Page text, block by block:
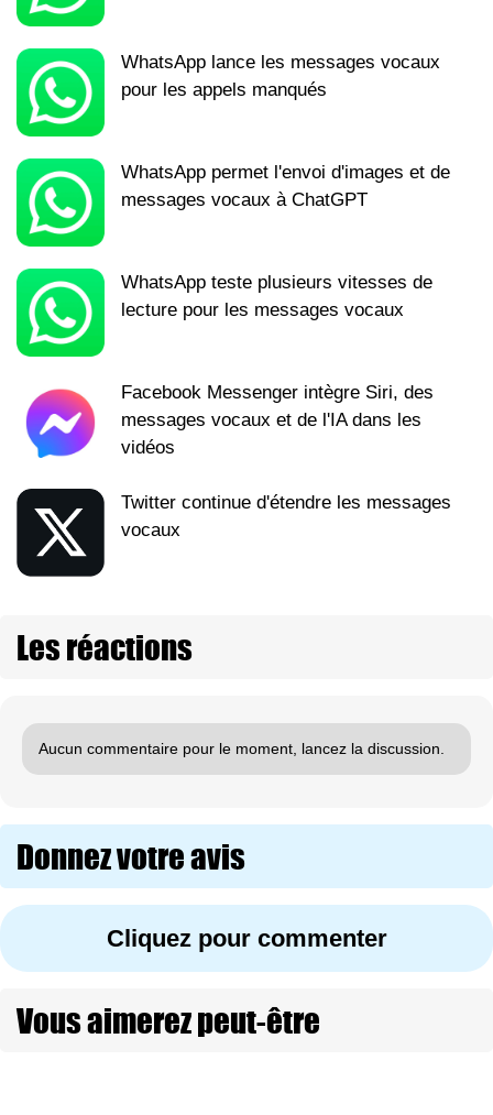
WhatsApp lance les messages vocaux
pour les appels manqués
WhatsApp permet l'envoi d'images et de
messages vocaux à ChatGPT
WhatsApp teste plusieurs vitesses de
lecture pour les messages vocaux
Facebook Messenger intègre Siri, des
messages vocaux et de l'IA dans les
vidéos
Twitter continue d'étendre les messages
vocaux
Les réactions
Aucun commentaire pour le moment, lancez la discussion.
Donnez votre avis
Cliquez pour commenter
Vous aimerez peut-être